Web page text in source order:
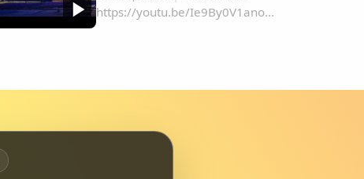
https://youtu.be/Ie9By0V1ano...